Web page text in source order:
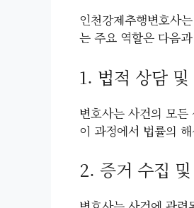
인천강제추행변호사
는 주요 역할은 다음
1. 법적 상담
변호사는 사건의 모
이 과정에서 법률의
2. 증거 수집